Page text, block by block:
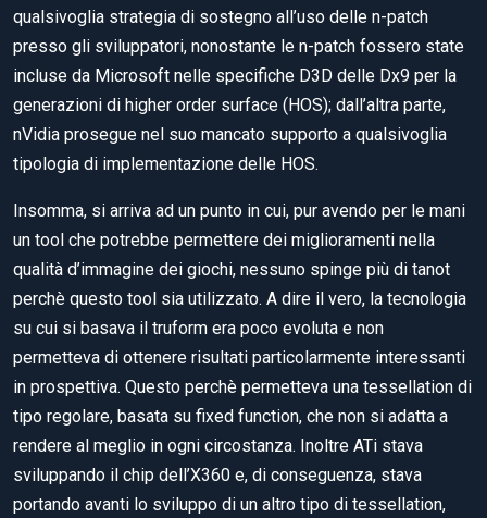
qualsivoglia strategia di sostegno all’uso delle n-patch
presso gli sviluppatori, nonostante le n-patch fossero state
incluse da Microsoft nelle specifiche D3D delle Dx9 per la
generazioni di higher order surface (HOS); dall’altra parte,
nVidia prosegue nel suo mancato supporto a qualsivoglia
tipologia di implementazione delle HOS.
Insomma, si arriva ad un punto in cui, pur avendo per le mani
un tool che potrebbe permettere dei miglioramenti nella
qualità d’immagine dei giochi, nessuno spinge più di tanot
perchè questo tool sia utilizzato. A dire il vero, la tecnologia
su cui si basava il truform era poco evoluta e non
permetteva di ottenere risultati particolarmente interessanti
in prospettiva. Questo perchè permetteva una tessellation di
tipo regolare, basata su fixed function, che non si adatta a
rendere al meglio in ogni circostanza. Inoltre ATi stava
sviluppando il chip dell’X360 e, di conseguenza, stava
portando avanti lo sviluppo di un altro tipo di tessellation,